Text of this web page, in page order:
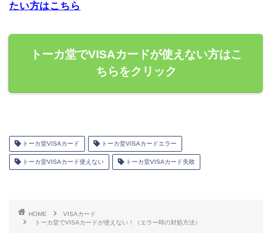
たい方はこちら
トーカ堂でVISAカードが使えない方はこ
ちらをクリック
トーカ堂VISAカード トーカ堂VISAカードエラー
トーカ堂VISAカード使えない トーカ堂VISAカード失敗
HOME
VISAカード
トーカ堂でVISAカードが使えない！（エラー時の対処方法）